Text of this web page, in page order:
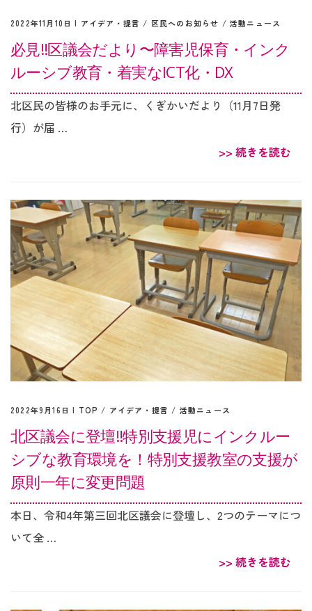
2022年11月10日 | アイデア・提言 / 区民へのお知らせ /活動ニュース
必見‼︎区議会だより〜障害児保育・インク
ルーシブ教育・着実なICT化・DX
北区民の皆様のお手元に、くぎかいだより（11月7日発
行）が届 …
>> 続きを読む
2022年9月16日 | TOP / アイデア・提言 / 活動ニュース
北区議会に登壇‼︎特別支援児にインクルー
シブな教育環境を！特別支援教室の支援が
原則一年に変更問題
本日、令和4年第三回北区議会に登壇し、2つのテーマにつ
いて全 …
>> 続きを読む